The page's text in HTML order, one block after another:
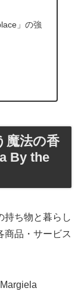
」の強
魔法の香
By the
ち物と暮らし
商品・サービス